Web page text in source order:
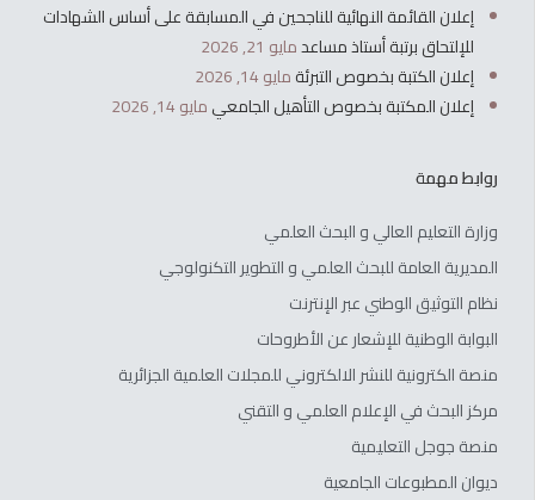
إعلان القائمة النهائية للناجحين في المسابقة على أساس الشهادات
للإلتحاق برتبة أستاذ مساعدمايو 21, 2026
إعلان الكتبة بخصوص التبرئةمايو 14, 2026
إعلان المكتبة بخصوص التأهيل الجامعيمايو 14, 2026
روابط مهمة
وزارة التعليم العالي و البحث العلمي
المديرية العامة للبحث العلمي و التطوير التكنولوجي
نظام التوثيق الوطني عبر الإنترنت
البوابة الوطنية للإشعار عن الأطروحات
منصة الكترونية للنشر الالكتروني للمجلات العلمية الجزائرية
مركز البحث في الإعلام العلمي و التقني
منصة جوجل التعليمية
ديوان المطبوعات الجامعية